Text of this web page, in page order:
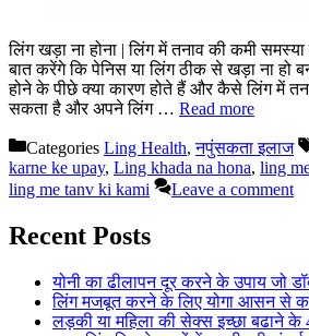
लिंग खड़ा ना होना | लिंग में तनाव की कमी
बात करेंगे कि पेनिस या लिंग ठीक से खड़ा ना हो
होने के पीछे क्या कारण होते हैं और कैसे लिंग में
सकता है और अपने लिंग … Read more
Categories Ling Health,नपुंसकता इलाज
karne ke upay, Ling khada na hona, ling
ling me tanv ki kami
Leave a comment
Recent Posts
योनी का ढीलापन दूर करने के उपाय जो
लिंग मजबूत करने के लिए योगा आसन से
लड़की या महिला की सेक्स इच्छा बढाने के